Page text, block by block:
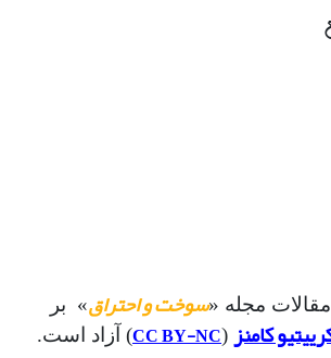
مجله «سوخت و احتراق» بر
کامنز (
CC BY-NC) آزاد است.